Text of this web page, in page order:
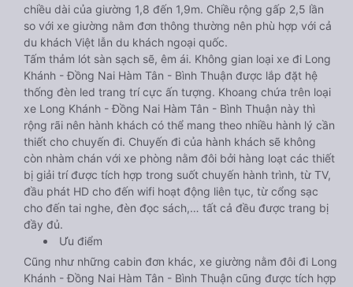
chiều dài của giường 1,8 đến 1,9m. Chiều rộng gấp 2,5 lần
so với xe giường nằm đơn thông thường nên phù hợp với cả
du khách Việt lẫn du khách ngoại quốc.
Tấm thảm lót sàn sạch sẽ, êm ái. Không gian loại xe đi Long
Khánh - Đồng Nai Hàm Tân - Bình Thuận được lắp đặt hệ
thống đèn led trang trí cực ấn tượng. Khoang chứa trên loại
xe Long Khánh - Đồng Nai Hàm Tân - Bình Thuận này thì
rộng rãi nên hành khách có thể mang theo nhiều hành lý cần
thiết cho chuyến đi. Chuyến đi của hành khách sẽ không
còn nhàm chán với xe phòng nằm đôi bởi hàng loạt các thiết
bị giải trí được tích hợp trong suốt chuyến hành trình, từ TV,
đầu phát HD cho đến wifi hoạt động liên tục, từ cổng sạc
cho đến tai nghe, đèn đọc sách,… tất cả đều được trang bị
đầy đủ.
Ưu điểm
Cũng như những cabin đơn khác, xe giường nằm đôi đi Long
Khánh - Đồng Nai Hàm Tân - Bình Thuận cũng được tích hợp